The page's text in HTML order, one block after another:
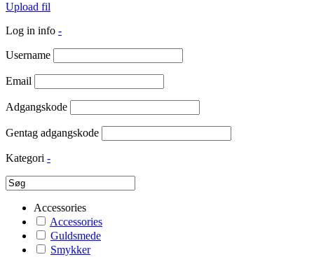
Upload fil
Log in info -
Username
Email
Adgangskode
Gentag adgangskode
Kategori -
Accessories
Accessories
Guldsmede
Smykker